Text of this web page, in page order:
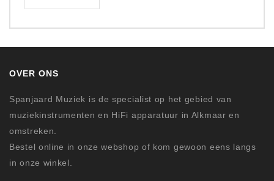
OVER ONS
Spanjaard Muziek is de specialist op het gebied van
muziekinstrumenten en HiFi apparatuur in Alkmaar en
omstreken.
Bestel online in onze webshop of kom gewoon eens langs
in onze winkel.